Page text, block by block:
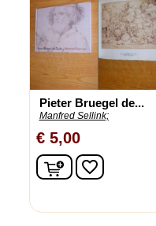
Pieter Bruegel de...
Manfred Sellink;
€ 5,00
In winkelwagen
favorite_border